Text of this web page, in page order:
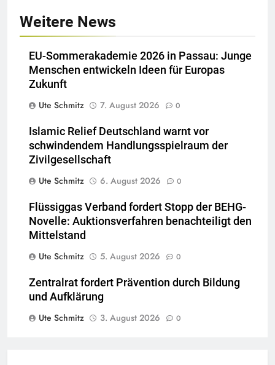
Weitere News
EU-Sommerakademie 2026 in Passau: Junge
Menschen entwickeln Ideen für Europas
Zukunft
Ute Schmitz
7. August 2026 0
Islamic Relief Deutschland warnt vor
schwindendem Handlungsspielraum der
Zivilgesellschaft
Ute Schmitz
6. August 2026 0
Flüssiggas Verband fordert Stopp der BEHG-
Novelle: Auktionsverfahren benachteiligt den
Mittelstand
Ute Schmitz
5. August 2026 0
Zentralrat fordert Prävention durch Bildung
und Aufklärung
Ute Schmitz
3. August 2026 0